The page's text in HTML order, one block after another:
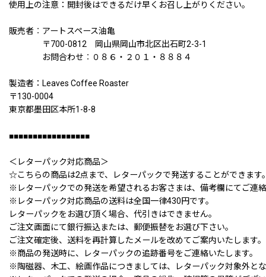
使用上の注意：開封後はできるだけ早くお召し上がりください。
販売者︰アートスペース油亀
〒700-0812 岡山県岡山市北区出石町2-3-1
お問合わせ︰０８６・２０１・８８８４
製造者：Leaves Coffee Roaster
〒130-0004
東京都墨田区本所1-8-8
■■■■■■■■■■■■■■■■■
＜レターパック対応商品＞
☆こちらの商品は2点まで、レターパックで発送することができます。
※レターパックでの発送を希望されるお客さまは、備考欄にてご連絡
※レターパック対応商品の送料は全国一律430円です。
レターパックをお選び頂く場合、代引きはできません。
ご注文画面にて銀行振込または、郵便振替をお選び下さい。
ご注文確定後、送料を再計算したメールを改めてご案内いたします。
※商品の発送時に、レターパックの追跡番号をご連絡いたします。
※陶磁器、木工、絵画作品につきましては、レターパック対象外とな